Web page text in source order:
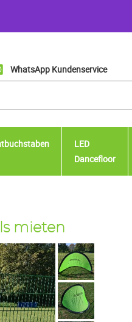
WhatsApp Kundenservice
LED
Dancefloor
mieten